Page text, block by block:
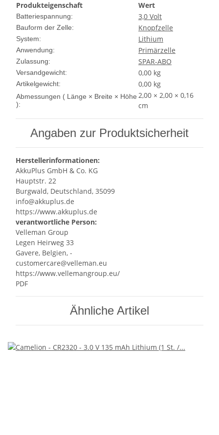
Produkteigenschaft
Wert
Batteriespannung: 3,0 Volt
Bauform der Zelle: Knopfzelle
System: Lithium
Anwendung: Primärzelle
Zulassung: SPAR-ABO
Versandgewicht: 0,00 kg
Artikelgewicht: 0,00 kg
Abmessungen ( Länge × Breite × Höhe
):
2,00 × 2,00 × 0,16
cm
Angaben zur Produktsicherheit
Herstellerinformationen:
AkkuPlus GmbH & Co. KG
Hauptstr. 22
Burgwald, Deutschland, 35099
info@akkuplus.de
https://www.akkuplus.de
verantwortliche Person:
Velleman Group
Legen Heirweg 33
Gavere, Belgien, -
customercare@velleman.eu
https://www.vellemangroup.eu/
PDF
Ähnliche Artikel